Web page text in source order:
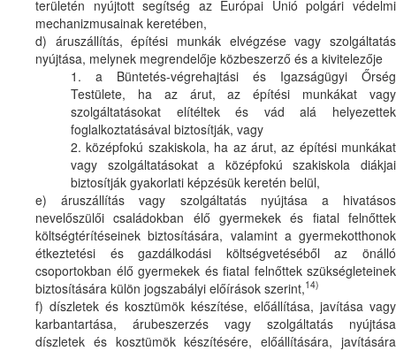
területén nyújtott segítség az Európai Unió polgári védelmi
mechanizmusainak keretében,
d) áruszállítás, építési munkák elvégzése vagy szolgáltatás
nyújtása, melynek megrendelője közbeszerző és a kivitelezője
1. a Büntetés-végrehajtási és Igazságügyi Őrség
Testülete, ha az árut, az építési munkákat vagy
szolgáltatásokat elítéltek és vád alá helyezettek
foglalkoztatásával biztosítják, vagy
2. középfokú szakiskola, ha az árut, az építési munkákat
vagy szolgáltatásokat a középfokú szakiskola diákjai
biztosítják gyakorlati képzésük keretén belül,
e) áruszállítás vagy szolgáltatás nyújtása a hivatásos
nevelőszülői családokban élő gyermekek és fiatal felnőttek
költségtérítéseinek biztosítására, valamint a gyermekotthonok
étkeztetési és gazdálkodási költségvetéséből az önálló
csoportokban élő gyermekek és fiatal felnőttek szükségleteinek
biztosítására külön jogszabályi előírások szerint,14)
f) díszletek és kosztümök készítése, előállítása, javítása vagy
karbantartása, árubeszerzés vagy szolgáltatás nyújtása
díszletek és kosztümök készítésére, előállítására, javítására